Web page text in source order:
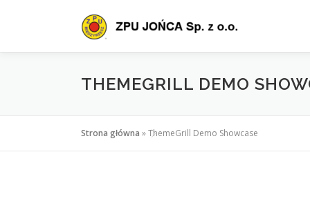
THEMEGRILL DEMO
Strona główna »ThemeGrill Demo Showcase